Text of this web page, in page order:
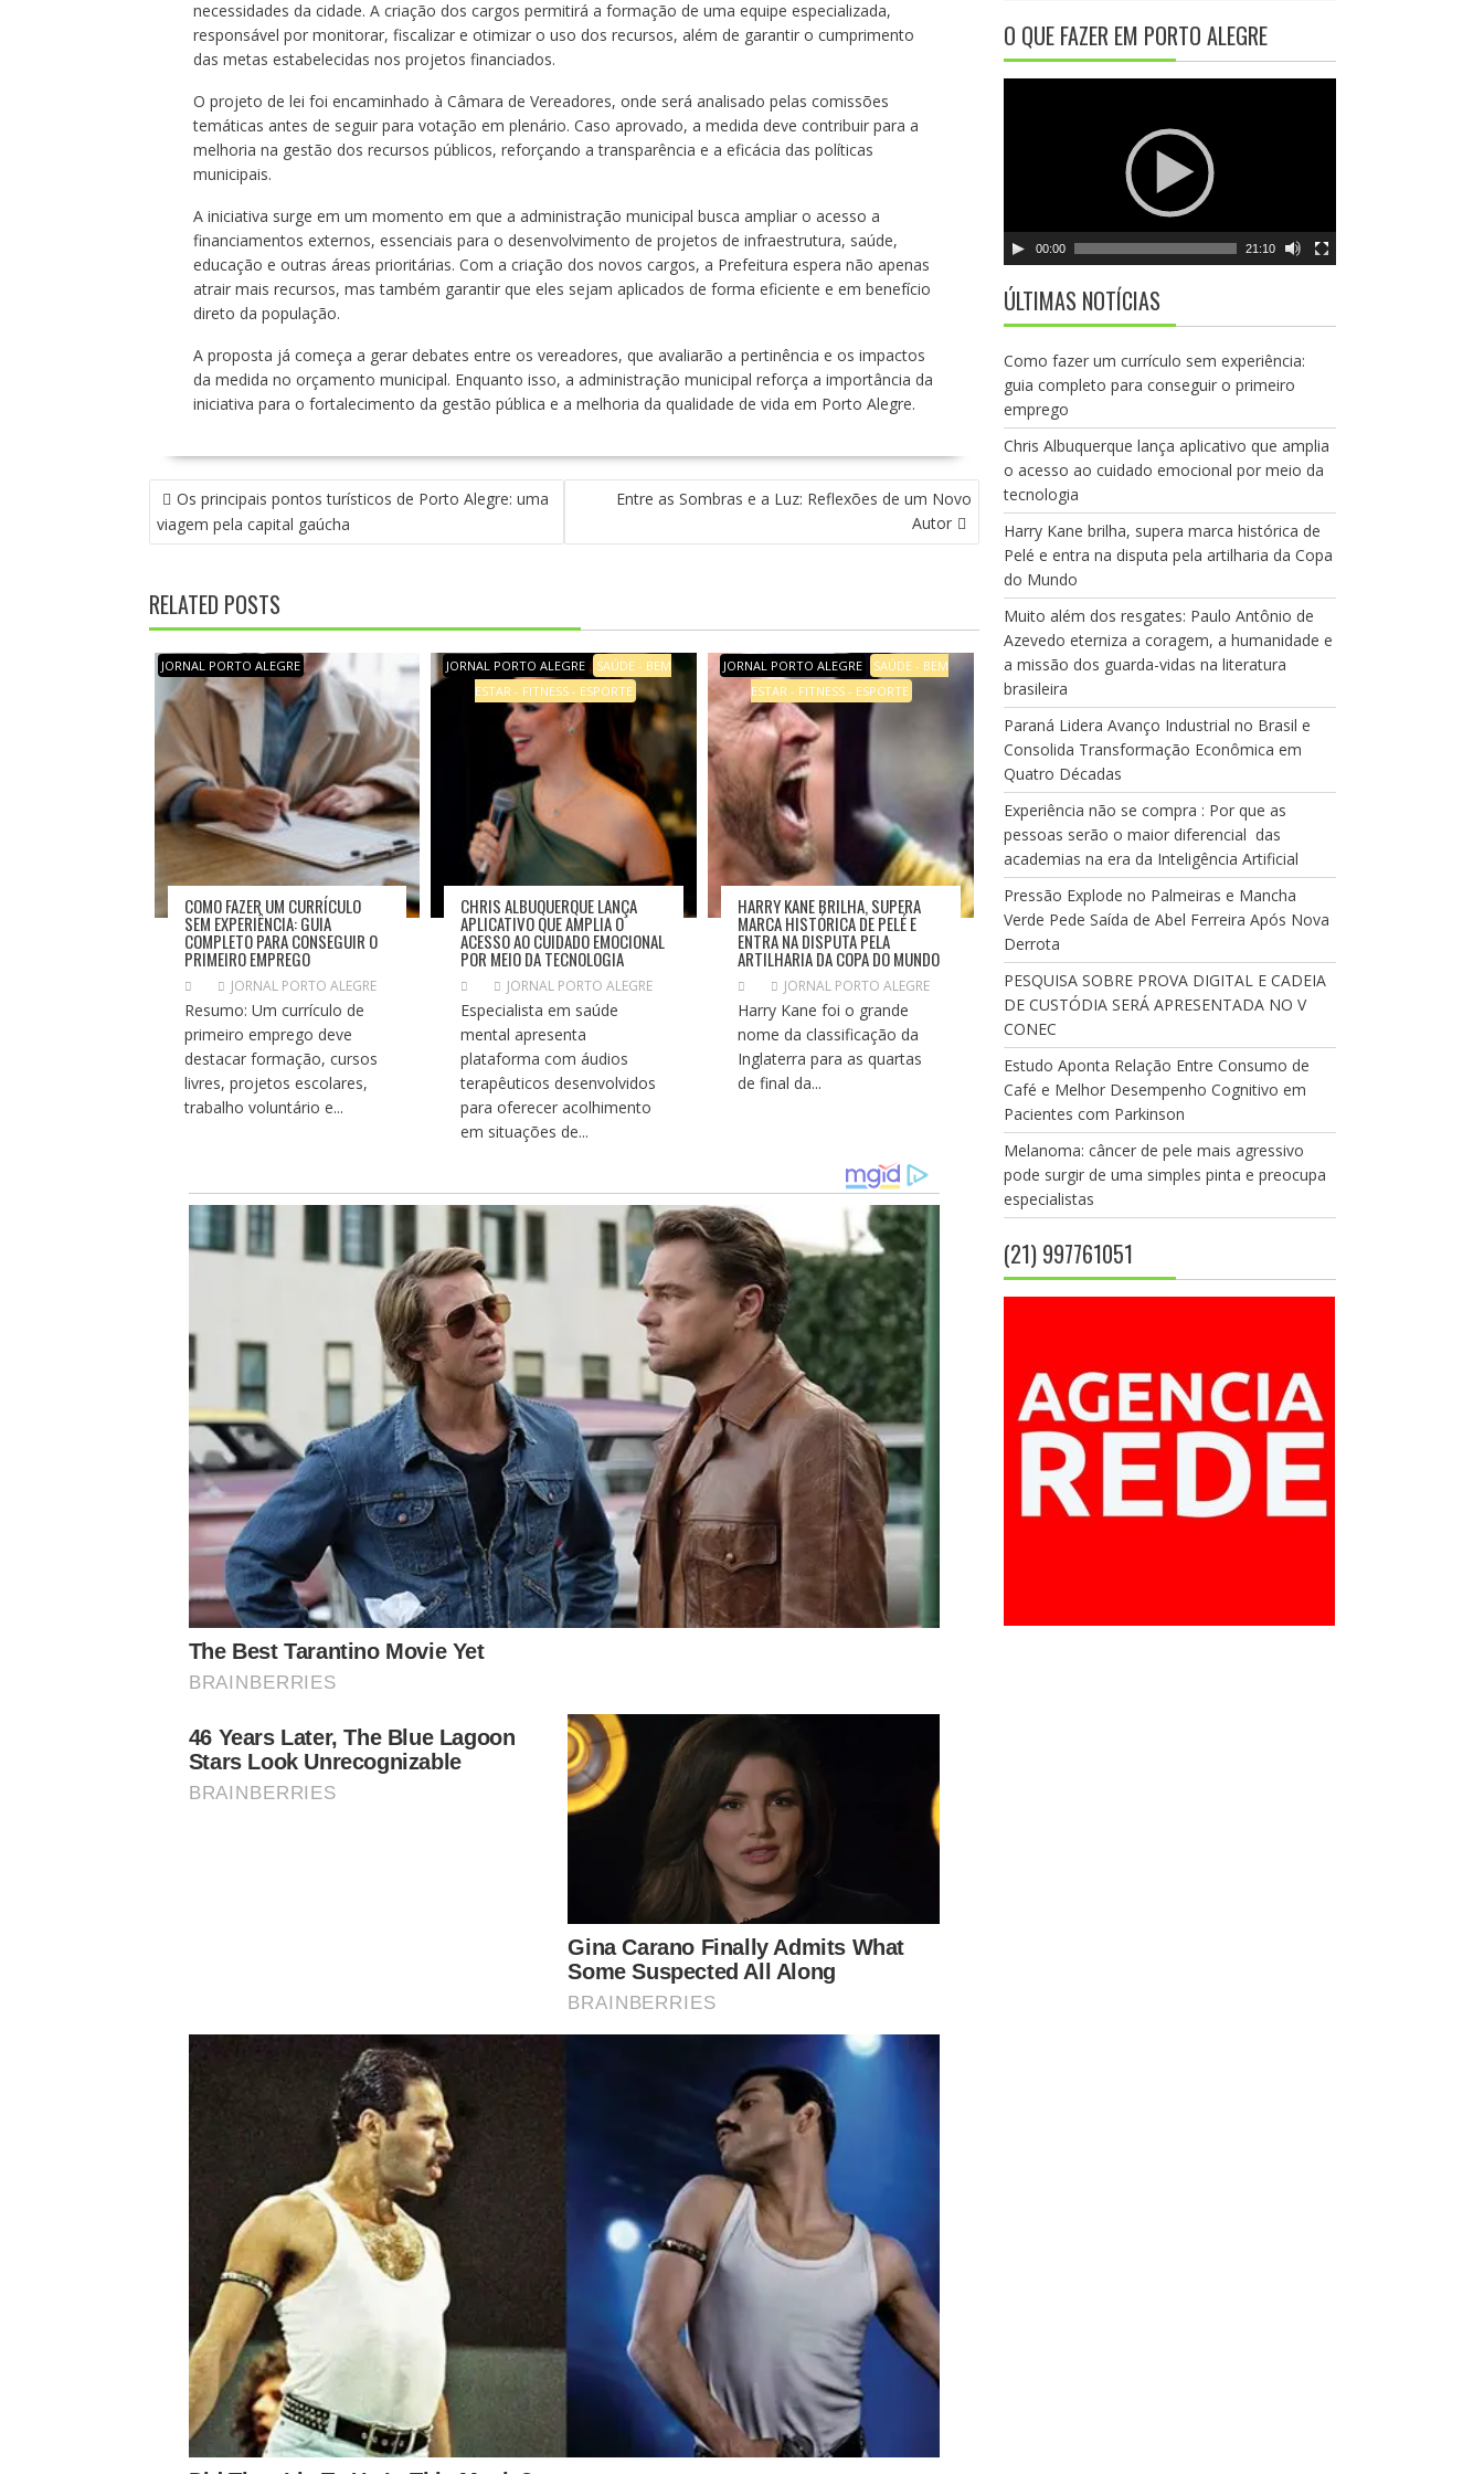
necessidades da cidade. A criação dos cargos permitirá a formação de uma equipe especializada,
responsável por monitorar, fiscalizar e otimizar o uso dos recursos, além de garantir o cumprimento
das metas estabelecidas nos projetos financiados.
O projeto de lei foi encaminhado à Câmara de Vereadores, onde será analisado pelas comissões
temáticas antes de seguir para votação em plenário. Caso aprovado, a medida deve contribuir para a
melhoria na gestão dos recursos públicos, reforçando a transparência e a eficácia das políticas
municipais.
A iniciativa surge em um momento em que a administração municipal busca ampliar o acesso a
financiamentos externos, essenciais para o desenvolvimento de projetos de infraestrutura, saúde,
educação e outras áreas prioritárias. Com a criação dos novos cargos, a Prefeitura espera não apenas
atrair mais recursos, mas também garantir que eles sejam aplicados de forma eficiente e em benefício
direto da população.
A proposta já começa a gerar debates entre os vereadores, que avaliarão a pertinência e os impactos
da medida no orçamento municipal. Enquanto isso, a administração municipal reforça a importância da
iniciativa para o fortalecimento da gestão pública e a melhoria da qualidade de vida em Porto Alegre.
N
A
V
G
A
Ç
Ã
O
E
O
S
T
Os principais pontos turísticos de Porto Alegre: uma
viagem pela capital gaúcha
Entre as Sombras e a Luz: Reflexões de um Novo
Autor
RELATED POSTS
JORNAL PORTO ALEGRE
COMO FAZER UM CURRÍCULO
SEM EXPERIÊNCIA: GUIA
COMPLETO PARA CONSEGUIR O
PRIMEIRO EMPREGO
JORNAL PORTO ALEGRE
Resumo: Um currículo de
primeiro emprego deve
destacar formação, cursos
livres, projetos escolares,
trabalho voluntário e...
JORNAL PORTO ALEGRE
SAÚDE - BEM
ESTAR - FITNESS - ESPORTE
CHRIS ALBUQUERQUE LANÇA
APLICATIVO QUE AMPLIA O
ACESSO AO CUIDADO EMOCIONAL
POR MEIO DA TECNOLOGIA
JORNAL PORTO ALEGRE
Especialista em saúde
mental apresenta
plataforma com áudios
terapêuticos desenvolvidos
para oferecer acolhimento
em situações de...
JORNAL PORTO ALEGRE
SAÚDE - BEM
ESTAR - FITNESS - ESPORTE
HARRY KANE BRILHA, SUPERA
MARCA HISTÓRICA DE PELÉ E
ENTRA NA DISPUTA PELA
ARTILHARIA DA COPA DO MUNDO
JORNAL PORTO ALEGRE
Harry Kane foi o grande
nome da classificação da
Inglaterra para as quartas
de final da...
v
í
O QUE FAZER EM PORTO ALEGRE
r
d
e
v
í
d
e
o
00:00 21:10
ÚLTIMAS NOTÍCIAS
Como fazer um currículo sem experiência:
guia completo para conseguir o primeiro
emprego
Chris Albuquerque lança aplicativo que amplia
o acesso ao cuidado emocional por meio da
tecnologia
Harry Kane brilha, supera marca histórica de
Pelé e entra na disputa pela artilharia da Copa
do Mundo
Muito além dos resgates: Paulo Antônio de
Azevedo eterniza a coragem, a humanidade e
a missão dos guarda-vidas na literatura
brasileira
Paraná Lidera Avanço Industrial no Brasil e
Consolida Transformação Econômica em
Quatro Décadas
Experiência não se compra : Por que as
pessoas serão o maior diferencial das
academias na era da Inteligência Artificial
Pressão Explode no Palmeiras e Mancha
Verde Pede Saída de Abel Ferreira Após Nova
Derrota
PESQUISA SOBRE PROVA DIGITAL E CADEIA
DE CUSTÓDIA SERÁ APRESENTADA NO V
CONEC
Estudo Aponta Relação Entre Consumo de
Café e Melhor Desempenho Cognitivo em
Pacientes com Parkinson
Melanoma: câncer de pele mais agressivo
pode surgir de uma simples pinta e preocupa
especialistas
(21) 997761051